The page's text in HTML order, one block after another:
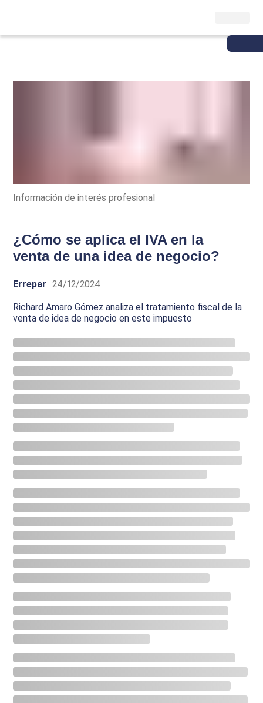
Información de interés profesional
¿Cómo se aplica el IVA en la
venta de una idea de negocio?
Errepar 24/12/2024
Richard Amaro Gómez analiza el tratamiento fiscal de la
venta de idea de negocio en este impuesto